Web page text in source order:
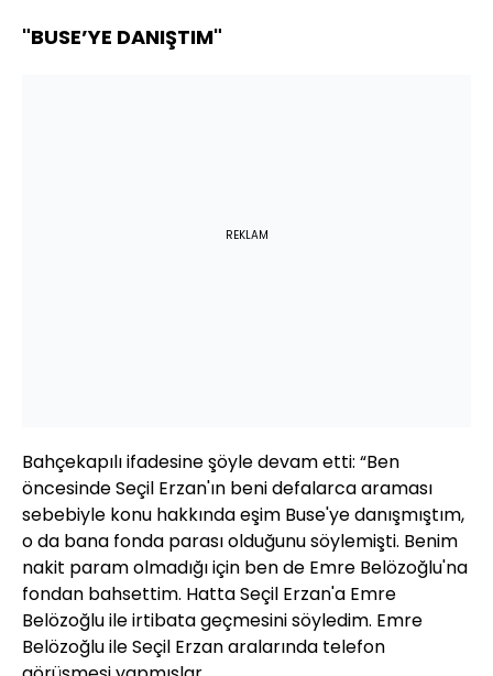
"BUSE’YE DANIŞTIM"
REKLAM
Bahçekapılı ifadesine şöyle devam etti: “Ben
öncesinde Seçil Erzan'ın beni defalarca araması
sebebiyle konu hakkında eşim Buse'ye danışmıştım,
o da bana fonda parası olduğunu söylemişti. Benim
nakit param olmadığı için ben de Emre Belözoğlu'na
fondan bahsettim. Hatta Seçil Erzan'a Emre
Belözoğlu ile irtibata geçmesini söyledim. Emre
Belözoğlu ile Seçil Erzan aralarında telefon